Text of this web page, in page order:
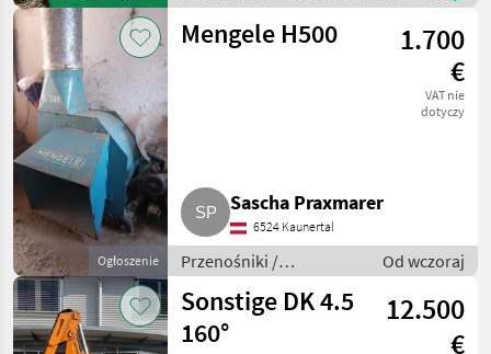
/ Sonstige
Ogłoszenie
Mengele H500
1.700
€
VAT nie
dotyczy
Sascha Praxmarer
6524 Kaunertal
Przenośniki /
Przenośniki dmuchawe
Od wczoraj
Sonstige DK 4.5
160°
12.500
€